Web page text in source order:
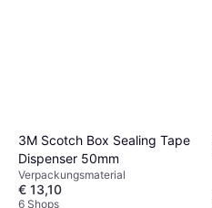
3M Scotch Box Sealing Tape
Dispenser 50mm
Verpackungsmaterial
€ 13,10
6 Shops